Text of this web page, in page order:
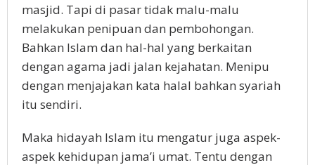
masjid. Tapi di pasar tidak malu-malu
melakukan penipuan dan pembohongan.
Bahkan Islam dan hal-hal yang berkaitan
dengan agama jadi jalan kejahatan. Menipu
dengan menjajakan kata halal bahkan syariah
itu sendiri.
Maka hidayah Islam itu mengatur juga aspek-
aspek kehidupan jama’i umat. Tentu dengan